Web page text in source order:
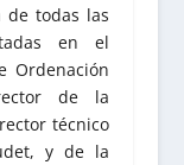
de todas las
en el
Ordenación
de la
técnico
y de la